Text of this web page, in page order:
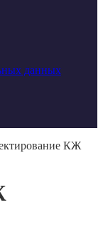
данных
КЖ